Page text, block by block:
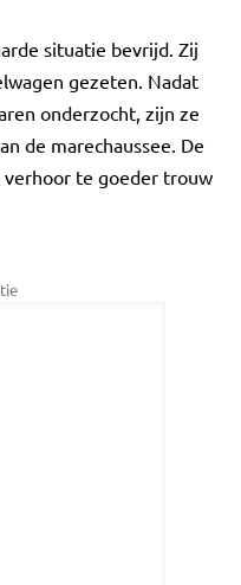
situatie bevrijd. Zij
gezeten. Nadat
onderzocht, zijn ze
de marechaussee. De
te goeder trouw